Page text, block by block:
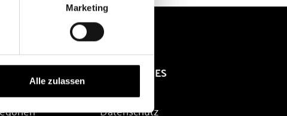
Marketing
Alle zulassen RECHTLICHES
Impressum
Datenschutz